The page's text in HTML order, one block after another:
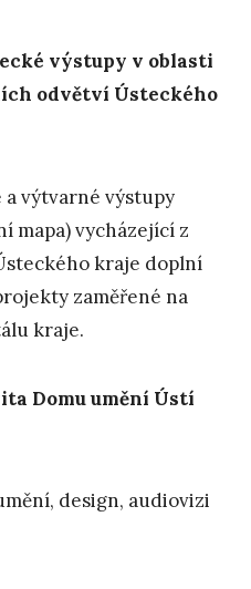
výstupy v oblasti
odvětví Ústeckého
výtvarné výstupy
mapa) vycházející z
kraje doplní
zaměřené na
kraje.
Domu umění Ústí
design, audiovizi